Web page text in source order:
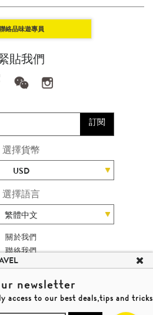
絡品味遊專員
貼我們
訂閱
選擇貨幣
USD
選擇語言
繁體中文
關於我們
聯絡我們
加入我們
旅遊網站地圖
廸深品味遊
newsletter
access to our best deals,tips and tricks